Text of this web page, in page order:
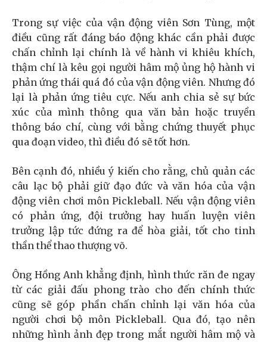
Trong sự việc của vận động viên Sơn Tùng, một
điều cũng rất đáng báo động khác cần phải được
chấn chỉnh lại chính là về hành vi khiêu khích,
thậm chí là kêu gọi người hâm mộ ủng hộ hành vi
phản ứng thái quá đó của vận động viên. Nhưng đó
lại là phản ứng tiêu cực. Nếu anh chia sẻ sự bức
xúc của mình thông qua văn bản hoặc truyền
thông báo chí, cùng với bằng chứng thuyết phục
qua đoạn video, thì điều đó sẽ tốt hơn.
Bên cạnh đó, nhiều ý kiến cho rằng, chủ quản các
câu lạc bộ phải giữ đạo đức và văn hóa của vận
động viên chơi môn Pickleball. Nếu vận động viên
có phản ứng, đội trưởng hay huấn luyện viên
trưởng lập tức đứng ra để hòa giải, tốt cho tinh
thần thể thao thượng võ.
Ông Hồng Anh khẳng định, hình thức răn đe ngay
từ các giải đấu phong trào cho đến chính thức
cũng sẽ góp phần chấn chỉnh lại văn hóa của
người chơi bộ môn Pickleball. Qua đó, tạo nên
những hình ảnh đẹp trong mắt người hâm mộ và